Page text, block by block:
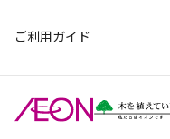
ご利用ガイド